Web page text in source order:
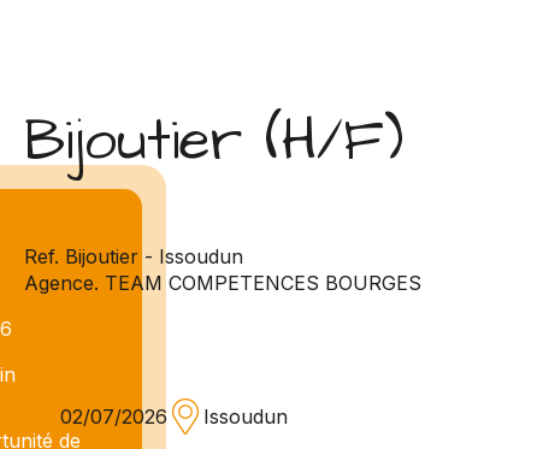
de
Bijoutier (H/F)
Ref. Bijoutier - Issoudun
Agence. TEAM COMPETENCES BOURGES
02/07/2026 Issoudun